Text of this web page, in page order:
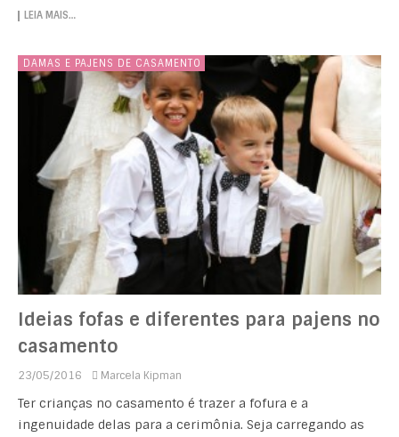
LEIA MAIS…
DAMAS E PAJENS DE CASAMENTO
Ideias fofas e diferentes para pajens no
casamento
23/05/2016 Marcela Kipman
Ter crianças no casamento é trazer a fofura e a
ingenuidade delas para a cerimônia. Seja carregando as